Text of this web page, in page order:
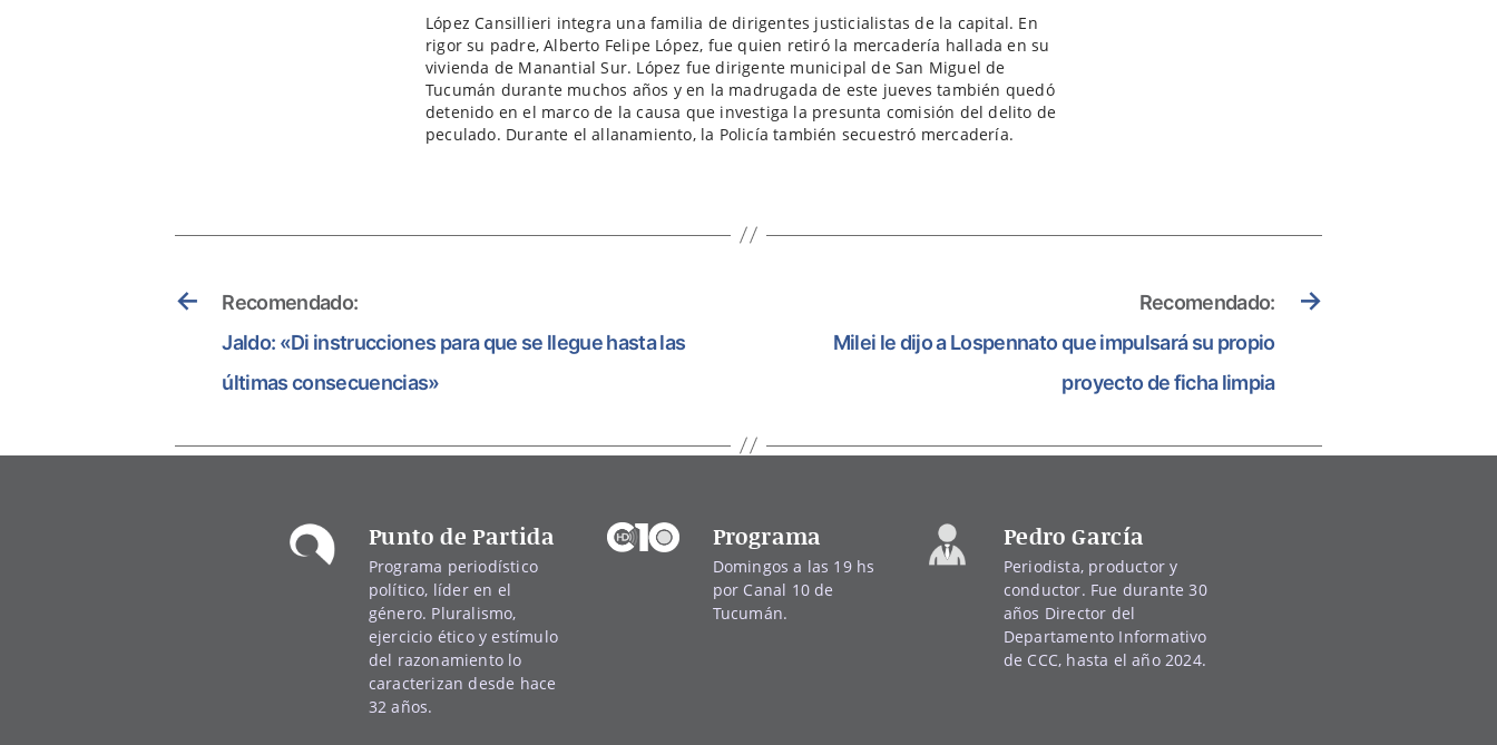
López Cansillieri integra una familia de dirigentes justicialistas de la capital. En
rigor su padre, Alberto Felipe López, fue quien retiró la mercadería hallada en su
vivienda de Manantial Sur. López fue dirigente municipal de San Miguel de
Tucumán durante muchos años y en la madrugada de este jueves también quedó
detenido en el marco de la causa que investiga la presunta comisión del delito de
peculado. Durante el allanamiento, la Policía también secuestró mercadería.
←
Recomendado:
Jaldo: «Di instrucciones para que se llegue hasta las
últimas consecuencias»
→
Recomendado:
Milei le dijo a Lospennato que impulsará su propio
proyecto de ficha limpia
Punto de Partida
Programa periodístico
político, líder en el
género. Pluralismo,
ejercicio ético y estímulo
del razonamiento lo
caracterizan desde hace
32 años.
Programa
Domingos a las 19 hs
por Canal 10 de
Tucumán.
Pedro García
Periodista, productor y
conductor. Fue durante 30
años Director del
Departamento Informativo
de CCC, hasta el año 2024.